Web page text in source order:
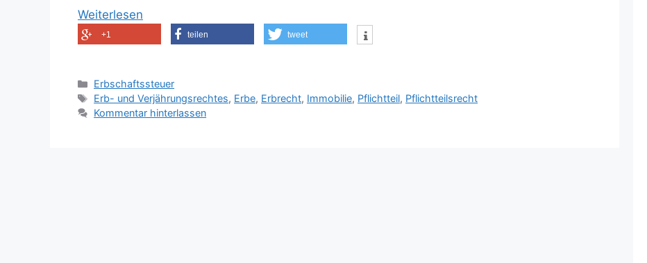
Weiterlesen
+1 teilen tweet
Kategorien
Erbschaftssteuer
Schlagwörter
Erb- und Verjährungsrechtes, Erbe, Erbrecht, Immobilie, Pflichtteil, Pflichtteilsrecht
Kommentar hinterlassen